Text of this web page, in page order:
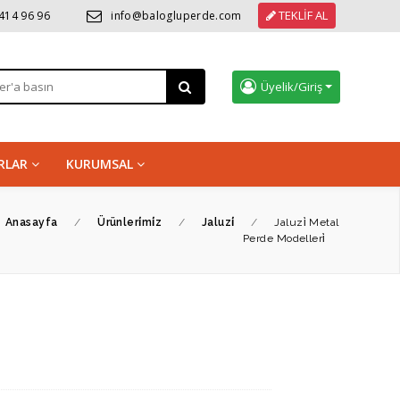
96 96 info@balogluperde.com TEKLİF AL
Üyelik/Giriş
KURUMSAL
Anasayfa / Ürünleri̇mi̇z / Jaluzi̇ /
Jaluzi̇ Metal
Perde Modelleri̇